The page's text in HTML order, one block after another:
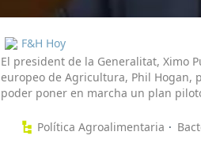
F&H Hoy
El president de la Generalitat, Ximo
europeo de Agricultura, Phil Hogan,
poder poner en marcha un plan
Política Agroalimentaria